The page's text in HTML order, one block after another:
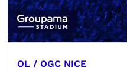
OL / OGC NICE